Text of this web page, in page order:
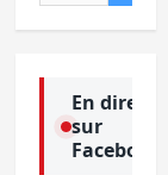
En direct
sur
Facebook